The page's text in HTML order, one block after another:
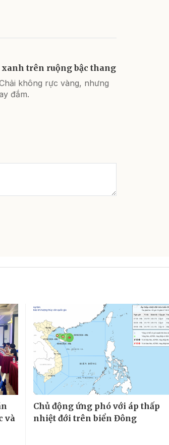
xanh trên ruộng bậc thang
không rực vàng, nhưng
đắm.
và
Chủ động ứng phó với áp thấp
nhiệt đới trên biển Đông